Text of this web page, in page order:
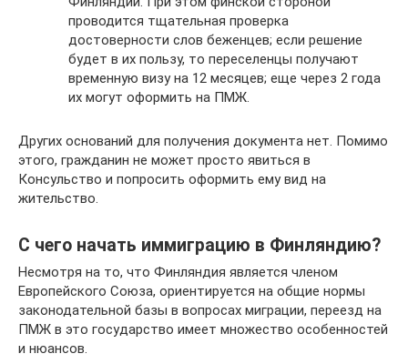
проводится тщательная проверка
достоверности слов беженцев; если решение
будет в их пользу, то переселенцы получают
временную визу на 12 месяцев; еще через 2 года
их могут оформить на ПМЖ.
Других оснований для получения документа нет. Помимо
этого, гражданин не может просто явиться в
Консульство и попросить оформить ему вид на
жительство.
С чего начать иммиграцию в Финляндию?
Несмотря на то, что Финляндия является членом
Европейского Союза, ориентируется на общие нормы
законодательной базы в вопросах миграции, переезд на
ПМЖ в это государство имеет множество особенностей
и нюансов.